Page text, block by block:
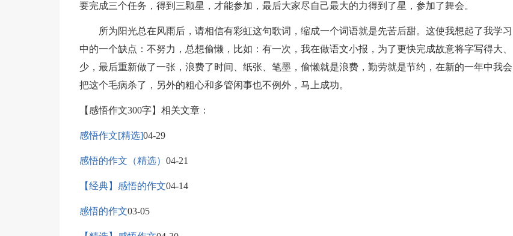
要完成三个任务，得到三颗星，才能参加，最后大家尽自己最大的力得到了星，参加了舞会。
所为阳光总在风雨后，请相信有彩虹这句歌词，缩成一个词语就是先苦后甜。这使我想起了我学习
中的一个缺点：不努力，总想偷懒，比如：有一次，我在做语文小报，为了更快完成故意将字写得大、
少，最后重新做了一张，浪费了时间、纸张、笔墨，偷懒就是浪费，勤劳就是节约，在新的一年中我会
把这个毛病杀了，另外的粗心和多管闲事也不例外，马上成功。
【感悟作文300字】相关文章：
感悟作文[精选]04-29
感悟的作文（精选） 04-21
【经典】感悟的作文04-14
感悟的作文03-05